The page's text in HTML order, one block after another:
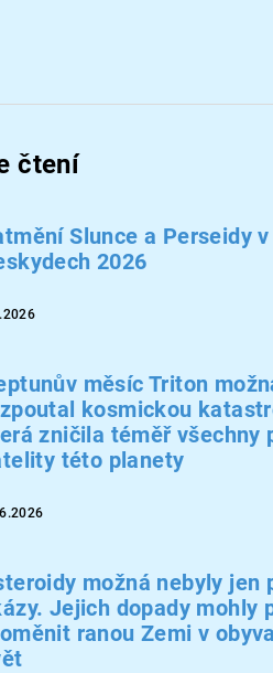
čtení
Slunce a Perseidy v
2026
měsíc Triton
kosmickou
zničila téměř všechny
této planety
možná nebyly jen
Jejich dopady mohly
ranou Zemi v